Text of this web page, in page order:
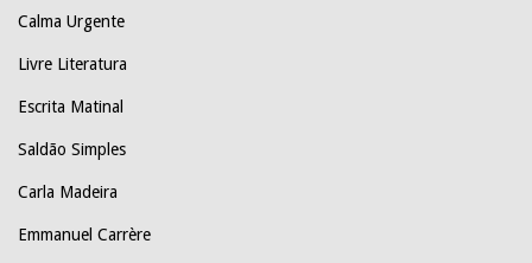
Calma Urgente
Livre Literatura
Escrita Matinal
Saldão Simples
Carla Madeira
Emmanuel Carrère